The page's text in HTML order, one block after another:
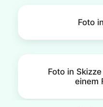
Foto
Foto in
einem